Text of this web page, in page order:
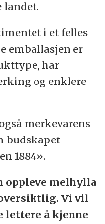
landet.
i et felles
emballasjen er
har
og enklere
merkevarens
budskapet
1884».
oppleve melhylla
Vi vil
lettere å kjenne